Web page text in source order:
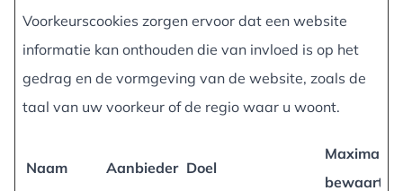
Voorkeurscookies zorgen ervoor dat een website
informatie kan onthouden die van invloed is op het
gedrag en de vormgeving van de website, zoals de
taal van uw voorkeur of de regio waar u woont.
Naam Aanbieder Doel
Maximale